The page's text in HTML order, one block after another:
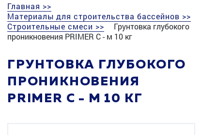
Главная >>
Материалы для строительства бассейнов >>
Строительные смеси >>
Грунтовка глубокого
проникновения PRIMER С - м 10 кг
ГРУНТОВКА ГЛУБОКОГО
ПРОНИКНОВЕНИЯ
PRIMER С - М 10 КГ